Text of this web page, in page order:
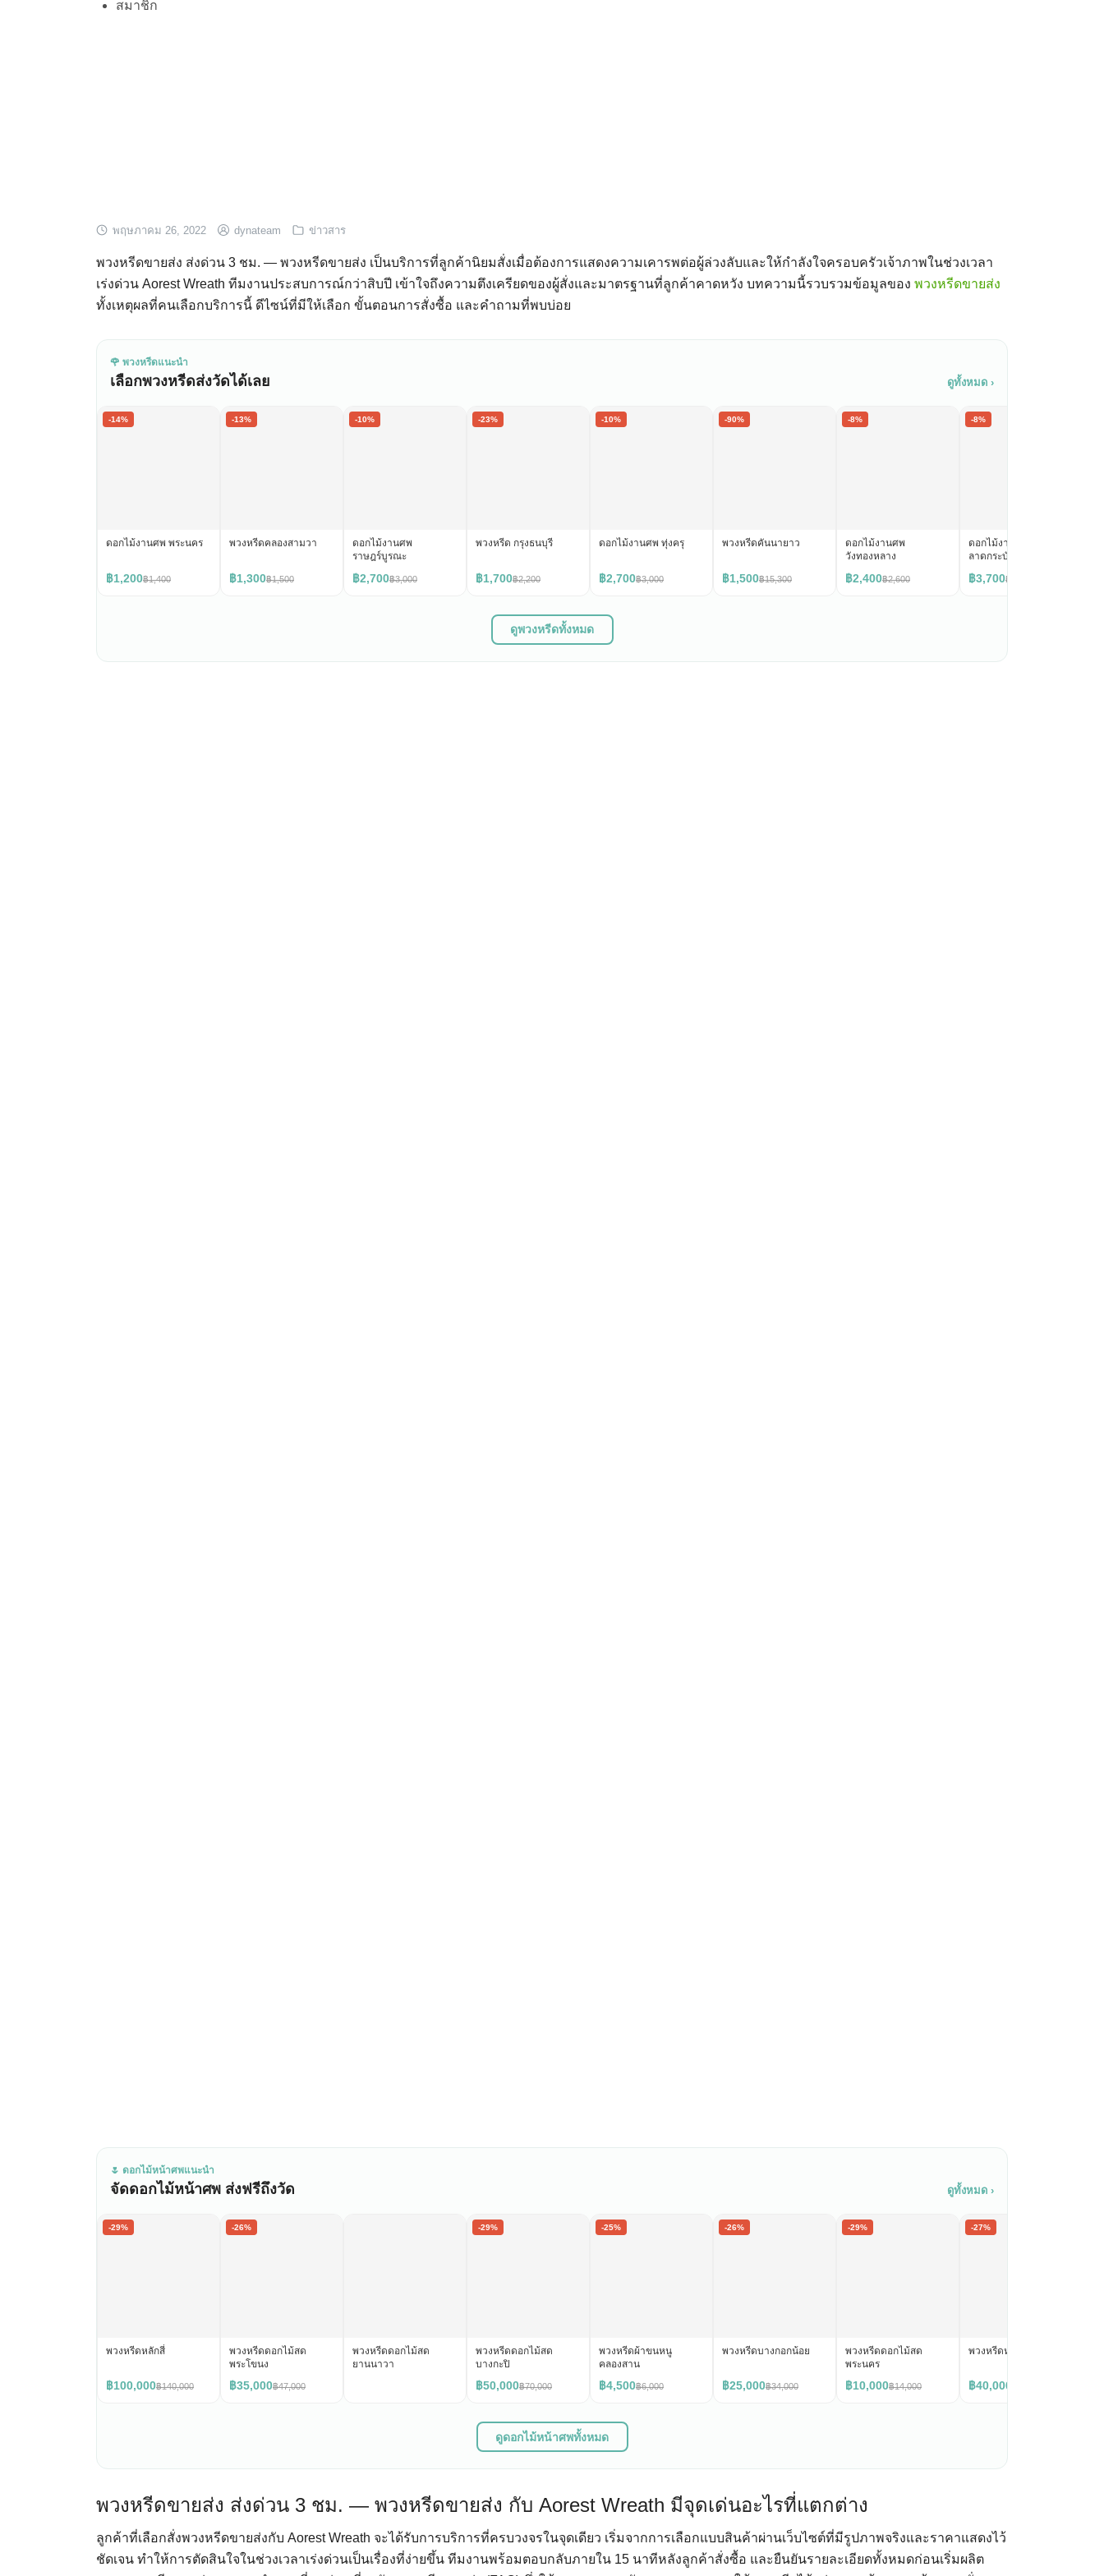
สมาชิก
พฤษภาคม 26, 2022 dynateam ข่าวสาร
พวงหรีดขายส่ง ส่งด่วน 3 ชม. — พวงหรีดขายส่ง เป็นบริการที่ลูกค้านิยมสั่งเมื่อต้องการแสดงความเคารพต่อผู้ล่วงลับและให้กำลังใจครอบครัวเจ้าภาพในช่วงเวลา
เร่งด่วน Aorest Wreath ทีมงานประสบการณ์กว่าสิบปี เข้าใจถึงความตึงเครียดของผู้สั่งและมาตรฐานที่ลูกค้าคาดหวัง บทความนี้รวบรวมข้อมูลของ พวงหรีดขายส่ง
ทั้งเหตุผลที่คนเลือกบริการนี้ ดีไซน์ที่มีให้เลือก ขั้นตอนการสั่งซื้อ และคำถามที่พบบ่อย
🌹 พวงหรีดแนะนำ
เลือกพวงหรีดส่งวัดได้เลย ดูทั้งหมด ›
-14%
ดอกไม้งานศพ พระนคร
฿1,200฿1,400
-13%
พวงหรีดคลองสามวา
฿1,300฿1,500
-10%
ดอกไม้งานศพ
ราษฎร์บูรณะ
฿2,700฿3,000
-23%
พวงหรีด กรุงธนบุรี
฿1,700฿2,200
-10%
ดอกไม้งานศพ ทุ่งครุ
฿2,700฿3,000
-90%
พวงหรีดคันนายาว
฿1,500฿15,300
-8%
ดอกไม้งานศพ
วังทองหลาง
฿2,400฿2,600
-8%
ดอกไม้งานศพ
ลาดกระบัง
฿3,700฿4,000
ดูพวงหรีดทั้งหมด
🌷 ดอกไม้หน้าศพแนะนำ
จัดดอกไม้หน้าศพ ส่งฟรีถึงวัด ดูทั้งหมด ›
-29%
พวงหรีดหลักสี่
฿100,000฿140,000
-26%
พวงหรีดดอกไม้สด
พระโขนง
฿35,000฿47,000
พวงหรีดดอกไม้สด
ยานนาวา
-29%
พวงหรีดดอกไม้สด
บางกะปิ
฿50,000฿70,000
-25%
พวงหรีดผ้าขนหนู
คลองสาน
฿4,500฿6,000
-26%
พวงหรีดบางกอกน้อย
฿25,000฿34,000
-29%
พวงหรีดดอกไม้สด
พระนคร
฿10,000฿14,000
-27%
พวงหรีดหนองแขม
฿40,000
ดูดอกไม้หน้าศพทั้งหมด
พวงหรีดขายส่ง ส่งด่วน 3 ชม. — พวงหรีดขายส่ง กับ Aorest Wreath มีจุดเด่นอะไรที่แตกต่าง
ลูกค้าที่เลือกสั่งพวงหรีดขายส่งกับ Aorest Wreath จะได้รับการบริการที่ครบวงจรในจุดเดียว เริ่มจากการเลือกแบบสินค้าผ่านเว็บไซต์ที่มีรูปภาพจริงและราคาแสดงไว้
ชัดเจน ทำให้การตัดสินใจในช่วงเวลาเร่งด่วนเป็นเรื่องที่ง่ายขึ้น ทีมงานพร้อมตอบกลับภายใน 15 นาทีหลังลูกค้าสั่งซื้อ และยืนยันรายละเอียดทั้งหมดก่อนเริ่มผลิต